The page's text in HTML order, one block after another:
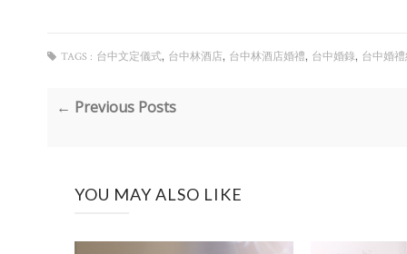
TAGS : 台中文定儀式, 台中林酒店, 台中林酒店婚禮, 台中婚錄, 台中婚
← Previous Posts
YOU MAY ALSO LIKE